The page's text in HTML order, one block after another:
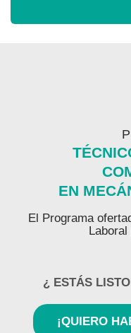
EN
El Programa
¿ ESTÁS
¡QUIERO